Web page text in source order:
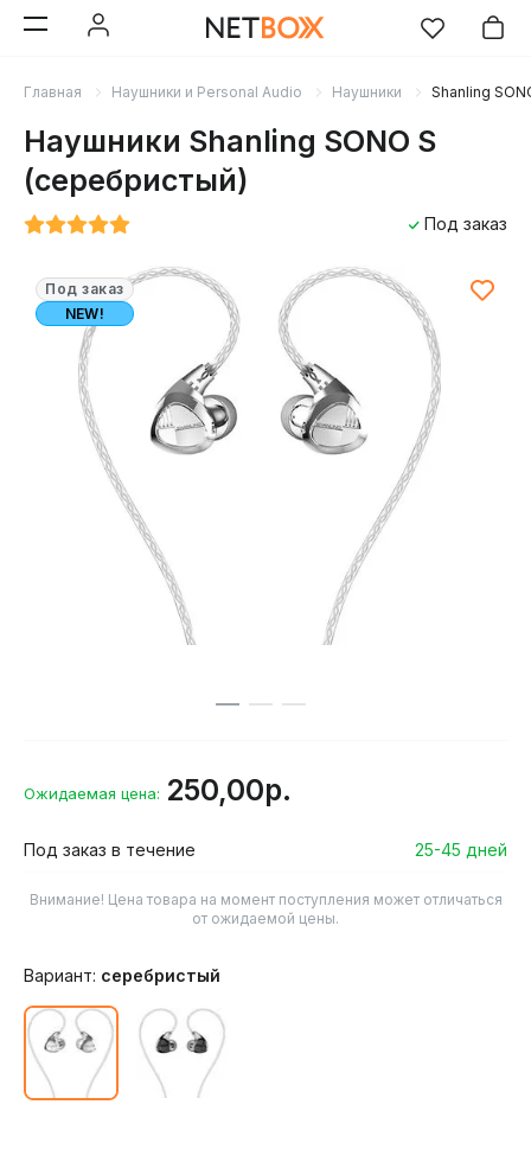
Главная Наушники и Personal Audio Наушники Shanling
Наушники Shanling SONO S
(серебристый)
Под заказ
Под заказ
NEW!
Ожидаемая цена: 250,00р.
Под заказ в течение 25-45 дней
Внимание! Цена товара на момент поступления может отличаться
от ожидаемой цены.
Вариант: серебристый